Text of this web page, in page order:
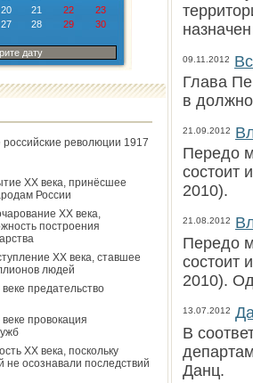
20 21 22
23
27 28 29
30
дату
российские революции 1917
ХХ века, принёсшее
России
ХХ века,
построения
ХХ века, ставшее
людей
предательство
провокация
ХХ века, поскольку
не осознавали последствий
09.11.2012
Глава
в
21.09.2012
Передо
состоит
2010).
21.08.2012
Передо
состоит
2010).
13.07.2012
В
Данц.